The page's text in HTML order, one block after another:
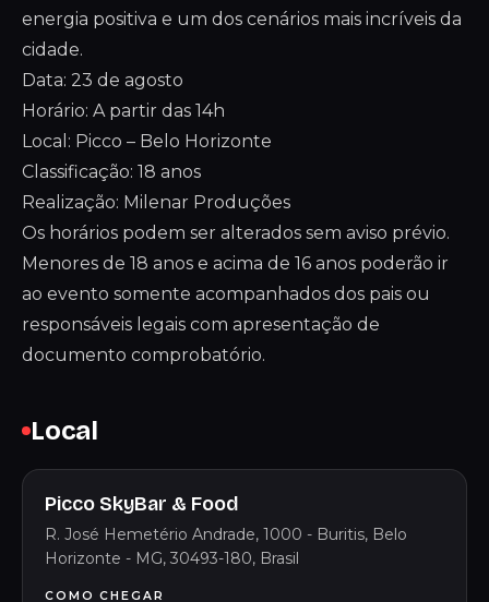
energia positiva e um dos cenários mais incríveis da
cidade.
Data: 23 de agosto
Horário: A partir das 14h
Local: Picco – Belo Horizonte
Classificação: 18 anos
Realização: Milenar Produções
Os horários podem ser alterados sem aviso prévio.
Menores de 18 anos e acima de 16 anos poderão ir
ao evento somente acompanhados dos pais ou
responsáveis legais com apresentação de
documento comprobatório.
Local
Picco SkyBar & Food
R. José Hemetério Andrade, 1000 - Buritis, Belo
Horizonte - MG, 30493-180, Brasil
COMO CHEGAR